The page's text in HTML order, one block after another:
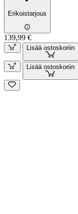
Erikoistarjous
139,99 €
Lisää ostoskoriin
Lisää ostoskoriin